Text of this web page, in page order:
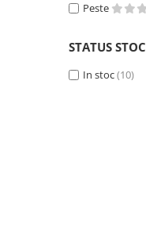
Peste
STATUS STOC
In stoc(10)